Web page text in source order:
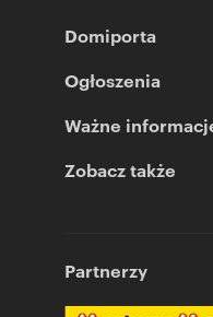
Domiporta
Ogłoszenia
Ważne
Zobacz także
Partnerzy